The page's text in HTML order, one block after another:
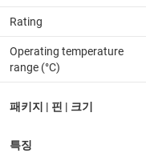
Rating
Operating temperature
range (°C)